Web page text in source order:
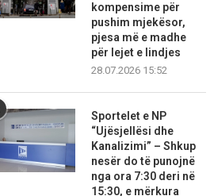
kompensime për
pushim mjekësor,
pjesa më e madhe
për lejet e lindjes
28.07.2026 15:52
Sportelet e NP
“Ujësjellësi dhe
Kanalizimi” – Shkup
nesër do të punojnë
nga ora 7:30 deri në
15:30, e mërkura